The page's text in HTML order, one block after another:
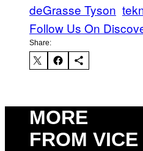
deGrasse Tyson
Follow Us On
Share:
MORE
FROM VICE